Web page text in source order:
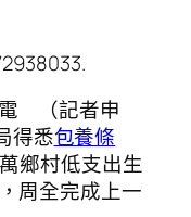
（記者申
得悉包養條
鄉村低支出生
周全完成上一